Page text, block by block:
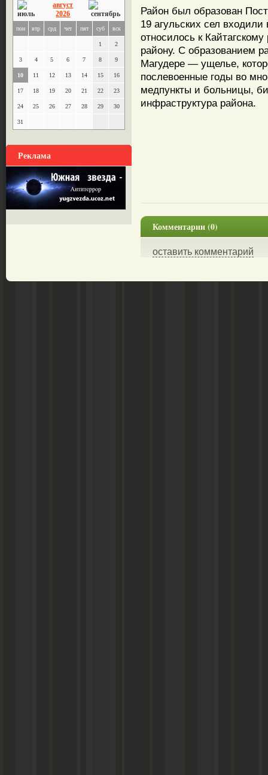
август
2026
пон втр срд чет пят суб вск
1 2
3 4 5 6 7 8 9
10 11 12 13 14 15 16
17 18 19 20 21 22 23
24 25 26 27 28 29 30
31
Реклама
Район был образован
19 агульских сел
относилось к
району. С образованием
Магудере — ущелье,
послевоенные годы во
медпункты и больницы,
инфраструктура района.
Комментарии (0)
оставить комментарий